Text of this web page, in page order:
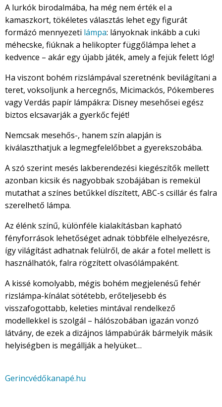
A lurkók birodalmába, ha még nem érték el a
kamaszkort, tökéletes választás lehet egy figurát
formázó mennyezeti lámpa: lányoknak inkább a cuki
méhecske, fiúknak a helikopter függőlámpa lehet a
kedvence – akár egy újabb játék, amely a fejük felett lóg!
Ha viszont bohém rizslámpával szeretnénk bevilágítani a
teret, voksoljunk a hercegnős, Micimackós, Pókemberes
vagy Verdás papír lámpákra: Disney mesehősei egész
biztos elcsavarják a gyerkőc fejét!
Nemcsak mesehős-, hanem szín alapján is
kiválaszthatjuk a legmegfelelőbbet a gyerekszobába.
A szó szerint mesés lakberendezési kiegészítők mellett
azonban kicsik és nagyobbak szobájában is remekül
mutathat a színes betűkkel díszített, ABC-s csillár és falra
szerelhető lámpa.
Az élénk színű, különféle kialakításban kapható
fényforrások lehetőséget adnak többféle elhelyezésre,
így világítást adhatnak felülről, de akár a fotel mellett is
használhatók, falra rögzített olvasólámpaként.
A kissé komolyabb, mégis bohém megjelenésű fehér
rizslámpa-kínálat sötétebb, erőteljesebb és
visszafogottabb, keleties mintával rendelkező
modellekkel is szolgál – hálószobában igazán vonzó
látvány, de ezek a dizájnos lámpabúrák bármelyik másik
helyiségben is megállják a helyüket…
Gerincvédőkanapé.hu